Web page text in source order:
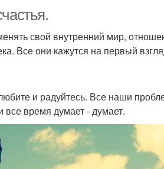
свой внутренний мир,
Все они кажутся на первый
и радуйтесь. Все наши
все время думает - думает.